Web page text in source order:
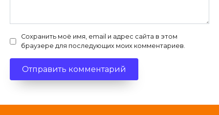
Сохранить моё имя, email и адрес сайта в этом
браузере для последующих моих комментариев.